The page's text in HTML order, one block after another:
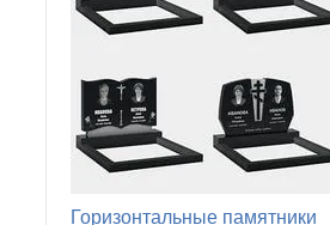
Горизонтальные памятники